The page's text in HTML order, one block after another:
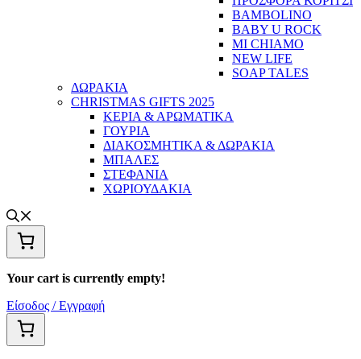
BAMBOLINO
BABY U ROCK
MI CHIAMO
NEW LIFE
SOAP TALES
ΔΩΡΑΚΙΑ
CHRISTMAS GIFTS 2025
ΚΕΡΙΑ & ΑΡΩΜΑΤΙΚΑ
ΓΟΥΡΙΑ
ΔΙΑΚΟΣΜΗΤΙΚΑ & ΔΩΡΑΚΙΑ
ΜΠΑΛΕΣ
ΣΤΕΦΑΝΙΑ
ΧΩΡΙΟΥΔΑΚΙΑ
Your cart is currently empty!
Είσοδος / Εγγραφή